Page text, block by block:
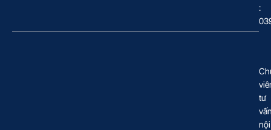
:
tư
nội